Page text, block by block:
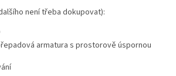
není třeba dokupovat):
armatura s prostorově úspornou